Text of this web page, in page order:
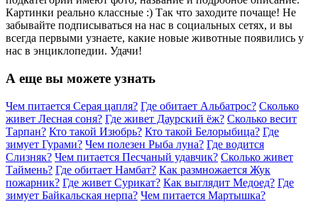
Картинки реально классные :) Так что заходите почаще! Не
забывайте подписываться на нас в социальных сетях, и вы
всегда первыми узнаете, какие новые животные появились у
нас в энциклопедии. Удачи!
А еще вы можете узнать
Чем питается Серая цапля? Где обитает Альбатрос? Сколько
живет Лесная соня? Где живет Даурский ёж? Сколько весит
Тарпан? Кто такой Изюбрь? Кто такой Белорыбица? Где
зимует Гурами? Чем полезен Рыба луна? Где водится
Слизняк? Чем питается Песчаный удавчик? Сколько живет
Таймень? Где обитает Намбат? Как размножается Жук
пожарник? Где живет Сурикат? Как выглядит Медоед? Где
зимует Байкальская нерпа? Чем питается Мартышка?